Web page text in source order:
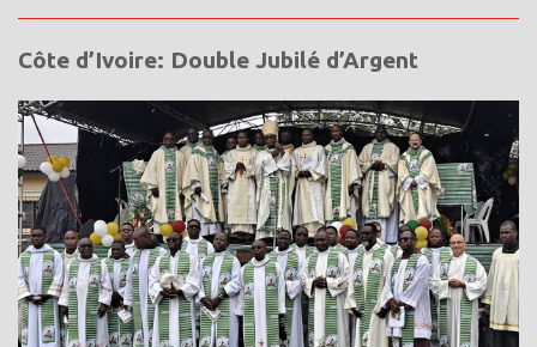
Côte d’Ivoire: Double Jubilé d’Argent